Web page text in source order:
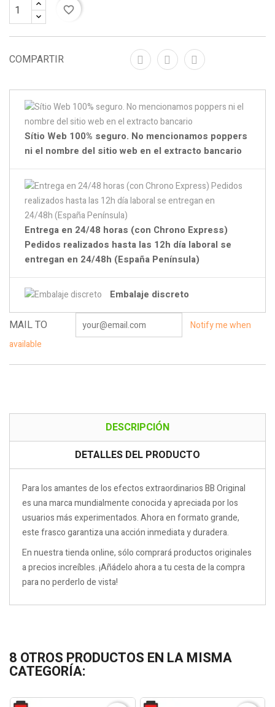
favorite_border
COMPARTIR
Sítio Web 100% seguro. No mencionamos poppers
ni el nombre del sitio web en el extracto bancario
Entrega en 24/48 horas (con Chrono Express)
Pedidos realizados hasta las 12h día laboral se
entregan en 24/48h (España Península)
Embalaje discreto
MAIL TO
Notify me when
available
DESCRIPCIÓN
DETALLES DEL PRODUCTO
Para los amantes de los efectos extraordinarios BB Original
es una marca mundialmente conocida y apreciada por los
usuarios más experimentados. Ahora en formato grande,
este frasco garantiza una acción inmediata y duradera.
En nuestra tienda online, sólo comprará productos originales
a precios increíbles. ¡Añádelo ahora a tu cesta de la compra
para no perderlo de vista!
8 OTROS PRODUCTOS EN LA MISMA
CATEGORÍA: